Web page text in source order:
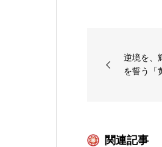
逆境を、
を誓う「
関連記事